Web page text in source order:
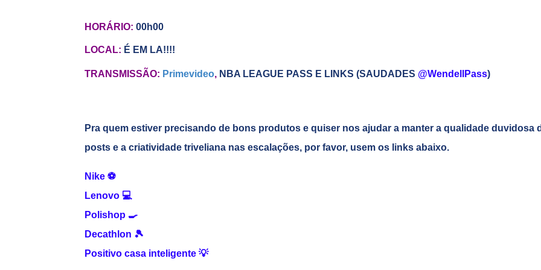
HORÁRIO: 00h00
LOCAL: É EM LA!!!!
TRANSMISSÃO: Primevideo, NBA LEAGUE PASS E LINKS (SAUDADES @WendellPass)
Pra quem estiver precisando de bons produtos e quiser nos ajudar a manter a qualidade duvidosa
posts e a criatividade triveliana nas escalações, por favor, usem os links abaixo.
Nike ⚽
Lenovo 💻
Polishop 🍳
Decathlon 🎾
Positivo casa inteligente 💡